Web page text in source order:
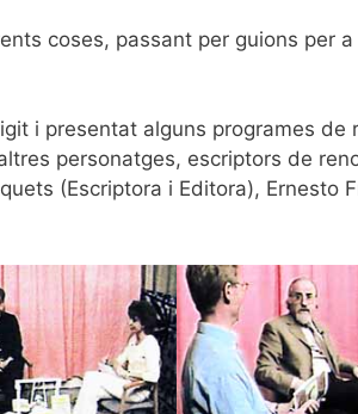
coses, passant per guions per a
i presentat alguns programes de
personatges, escriptors de
(Escriptora i Editora), Ernesto